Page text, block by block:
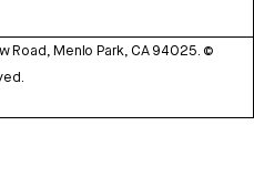
Road, Menlo Park, CA 94025. ©